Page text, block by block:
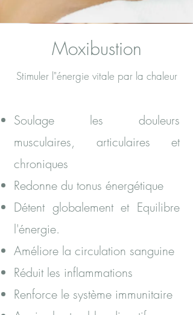
Moxibustion
Stimuler l"énergie vitale par la chaleur
Soulage les douleurs
musculaires, articulaires et
chroniques
Redonne du tonus énergétique
Détent globalement et Equilibre
l'énergie.
Améliore la circulation sanguine
Réduit les inflammations
Renforce le système immunitaire